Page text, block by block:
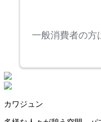
BoConcept
一般消費者の方
カワジュン